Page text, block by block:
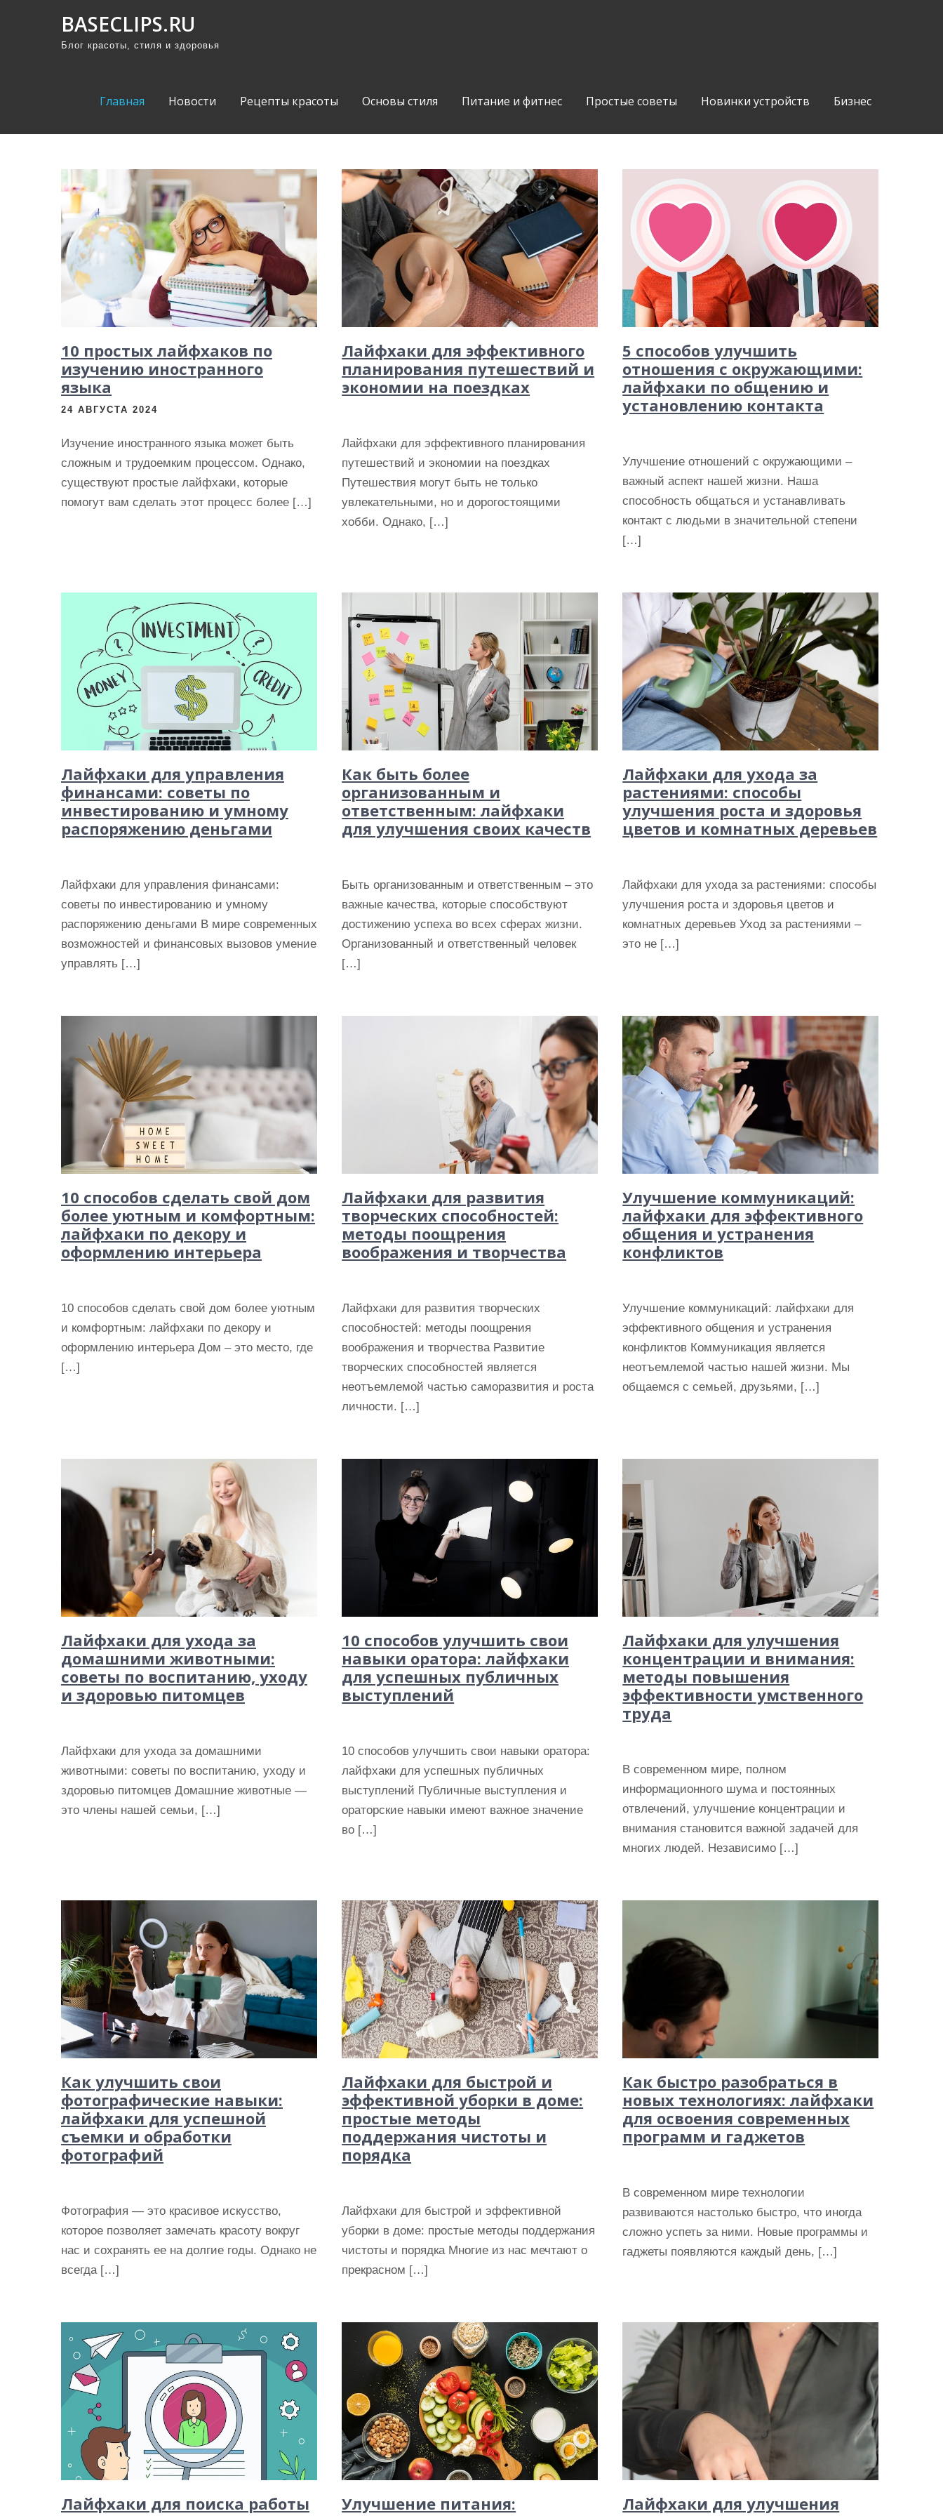
BASECLIPS.RU
Блог красоты, стиля и здоровья
Главная Новости Рецепты красоты Основы стиля Питание и фитнес Простые советы Новинки устройств Бизнес
10 простых лайфхаков по
изучению иностранного
языка
24 АВГУСТА 2024
Изучение иностранного языка может быть
сложным и трудоемким процессом. Однако,
существуют простые лайфхаки, которые
помогут вам сделать этот процесс более […]
Лайфхаки для эффективного
планирования путешествий и
экономии на поездках
Лайфхаки для эффективного планирования
путешествий и экономии на поездках
Путешествия могут быть не только
увлекательными, но и дорогостоящими
хобби. Однако, […]
5 способов улучшить
отношения с окружающими:
лайфхаки по общению и
установлению контакта
Улучшение отношений с окружающими –
важный аспект нашей жизни. Наша
способность общаться и устанавливать
контакт с людьми в значительной степени
[…]
Лайфхаки для управления
финансами: советы по
инвестированию и умному
распоряжению деньгами
Лайфхаки для управления финансами:
советы по инвестированию и умному
распоряжению деньгами В мире современных
возможностей и финансовых вызовов умение
управлять […]
Как быть более
организованным и
ответственным: лайфхаки
для улучшения своих качеств
Быть организованным и ответственным – это
важные качества, которые способствуют
достижению успеха во всех сферах жизни.
Организованный и ответственный человек
[…]
Лайфхаки для ухода за
растениями: способы
улучшения роста и здоровья
цветов и комнатных деревьев
Лайфхаки для ухода за растениями: способы
улучшения роста и здоровья цветов и
комнатных деревьев Уход за растениями –
это не […]
10 способов сделать свой дом
более уютным и комфортным:
лайфхаки по декору и
оформлению интерьера
10 способов сделать свой дом более уютным
и комфортным: лайфхаки по декору и
оформлению интерьера Дом – это место, где
[…]
Лайфхаки для развития
творческих способностей:
методы поощрения
воображения и творчества
Лайфхаки для развития творческих
способностей: методы поощрения
воображения и творчества Развитие
творческих способностей является
неотъемлемой частью саморазвития и роста
личности. […]
Улучшение коммуникаций:
лайфхаки для эффективного
общения и устранения
конфликтов
Улучшение коммуникаций: лайфхаки для
эффективного общения и устранения
конфликтов Коммуникация является
неотъемлемой частью нашей жизни. Мы
общаемся с семьей, друзьями, […]
Лайфхаки для ухода за
домашними животными:
советы по воспитанию, уходу
и здоровью питомцев
Лайфхаки для ухода за домашними
животными: советы по воспитанию, уходу и
здоровью питомцев Домашние животные —
это члены нашей семьи, […]
10 способов улучшить свои
навыки оратора: лайфхаки
для успешных публичных
выступлений
10 способов улучшить свои навыки оратора:
лайфхаки для успешных публичных
выступлений Публичные выступления и
ораторские навыки имеют важное значение
во […]
Лайфхаки для улучшения
концентрации и внимания:
методы повышения
эффективности умственного
труда
В современном мире, полном
информационного шума и постоянных
отвлечений, улучшение концентрации и
внимания становится важной задачей для
многих людей. Независимо […]
Как улучшить свои
фотографические навыки:
лайфхаки для успешной
съемки и обработки
фотографий
Фотография — это красивое искусство,
которое позволяет замечать красоту вокруг
нас и сохранять ее на долгие годы. Однако не
всегда […]
Лайфхаки для быстрой и
эффективной уборки в доме:
простые методы
поддержания чистоты и
порядка
Лайфхаки для быстрой и эффективной
уборки в доме: простые методы поддержания
чистоты и порядка Многие из нас мечтают о
прекрасном […]
Как быстро разобраться в
новых технологиях: лайфхаки
для освоения современных
программ и гаджетов
В современном мире технологии
развиваются настолько быстро, что иногда
сложно успеть за ними. Новые программы и
гаджеты появляются каждый день, […]
Лайфхаки для поиска работы
Улучшение питания:
Лайфхаки для улучшения